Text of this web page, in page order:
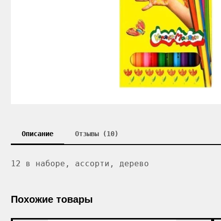
Описание Отзывы (10)
12 в наборе, ассорти, дерево
Похожие товары